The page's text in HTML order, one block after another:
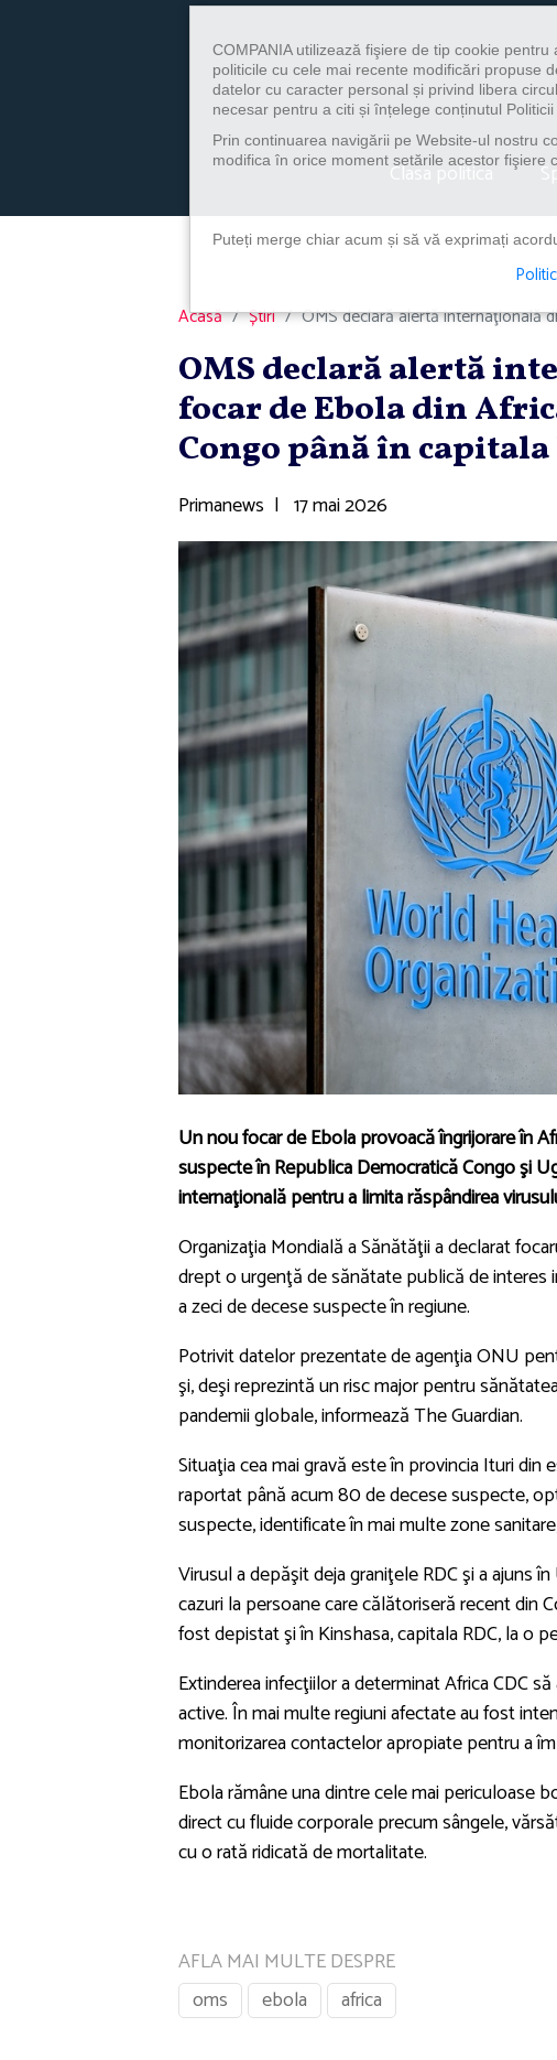
Clasa politica
Acasă Știri OMS declară alertă internaţională
OMS declară alertă
focar de Ebola din
Congo până în capitala
Primanews | 17 mai 2026
Un nou focar de Ebola provoacă îngrijorare în
suspecte în Republica Democratică Congo şi
internaţională pentru a limita răspândirea
Organizaţia Mondială a Sănătăţii a declarat
drept o urgenţă de sănătate publică de interes
a zeci de decese suspecte în regiune.
Potrivit datelor prezentate de agenţia ONU
şi, deşi reprezintă un risc major pentru
pandemii globale, informează The Guardian.
Situaţia cea mai gravă este în provincia Ituri
raportat până acum 80 de decese suspecte,
suspecte, identificate în mai multe zone
Virusul a depăşit deja graniţele RDC şi a ajuns
cazuri la persoane care călătoriseră recent din
fost depistat şi în Kinshasa, capitala RDC, la o
Extinderea infecţiilor a determinat Africa CDC
active. În mai multe regiuni afectate au fost
monitorizarea contactelor apropiate pentru a
Ebola rămâne una dintre cele mai periculoase
direct cu fluide corporale precum sângele,
cu o rată ridicată de mortalitate.
AFLA MAI MULTE DESPRE
oms
ebola africa
COMPANIA utilizează fişiere de tip cookie
politicile cu cele mai recente modificări propuse
datelor cu caracter personal și privind libera
necesar pentru a citi și înțelege conținutul Politicii
Prin continuarea navigării pe Website-ul nostru
modifica în orice moment setările acestor fişiere
Puteți merge chiar acum și să vă exprimați